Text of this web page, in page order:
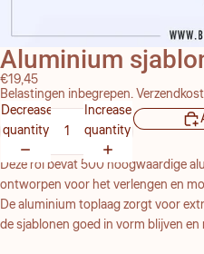
Aluminium
€19,45
Belastingen inbegrepen.
Decrease
quantity
Increase
quantity
Deze rol bevat 500 hoogwaardige
ontworpen voor het verlengen en
De aluminium toplaag zorgt voor
de sjablonen goed in vorm blijven